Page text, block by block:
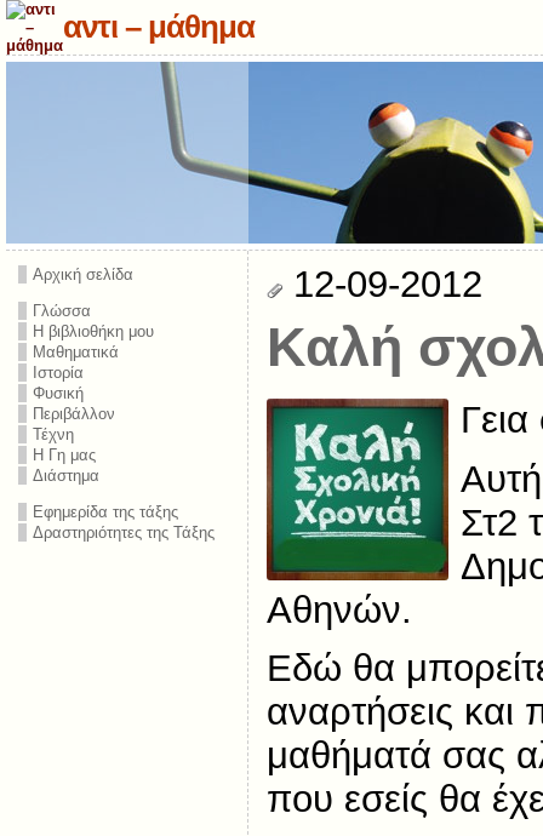
αντι – μάθημα
Αρχική σελίδα
Γλώσσα
Η βιβλιοθήκη μου
Μαθηματικά
Ιστορία
Φυσική
Περιβάλλον
Τέχνη
Η Γη μας
Διάστημα
Εφημερίδα της τάξης
Δραστηριότητες της Τάξης
12-09-2012
Καλή
Αυτή
Στ2
Αθηνών.
Εδώ θα
αναρτήσεις και
μαθήματά σας
που εσείς θα